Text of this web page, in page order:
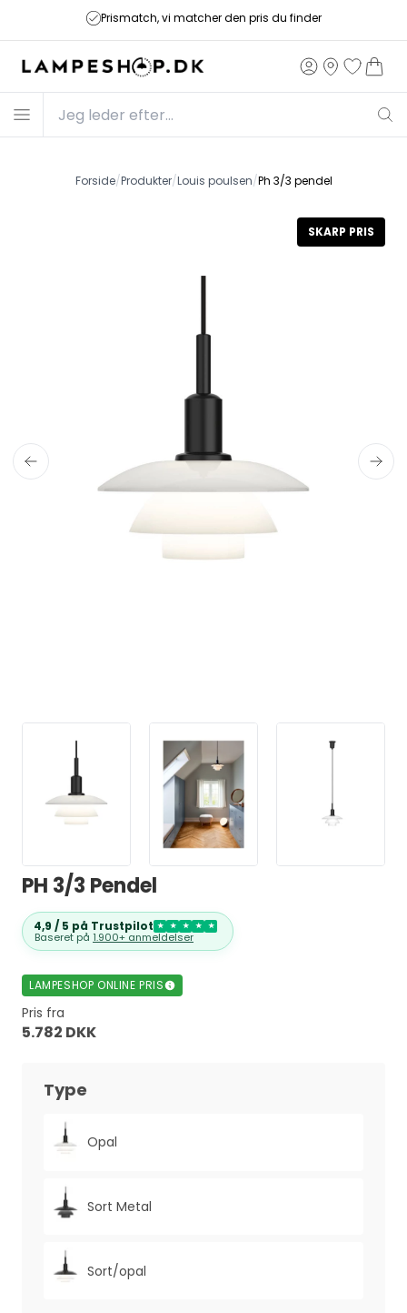
Prismatch, vi matcher den pris du finder
Forside/Produkter/Louis poulsen/Ph 3/3 pendel
SKARP PRIS
PH 3/3 Pendel
4,9 / 5 på Trustpilot ★ ★ ★ ★ ★
Baseret på 1.900+ anmeldelser
LAMPESHOP ONLINE PRIS
Pris fra
5.782 DKK
Type
Opal
Sort Metal
Sort/opal